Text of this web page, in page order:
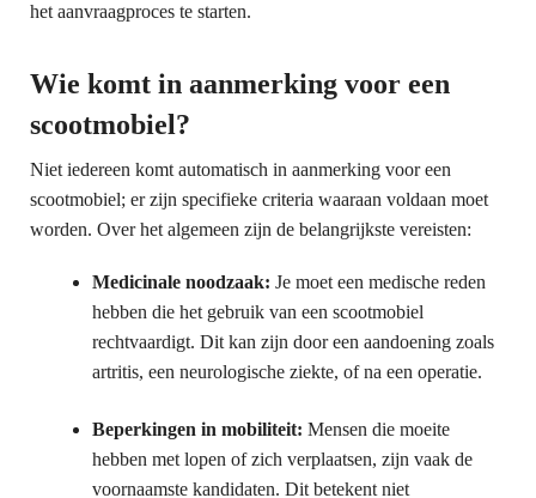
het aanvraagproces te starten.
Wie komt in aanmerking voor een
scootmobiel?
Niet iedereen komt automatisch in aanmerking voor een
scootmobiel; er zijn specifieke criteria waaraan voldaan moet
worden. Over het algemeen zijn de belangrijkste vereisten:
Medicinale noodzaak: Je moet een medische reden
hebben die het gebruik van een scootmobiel
rechtvaardigt. Dit kan zijn door een aandoening zoals
artritis, een neurologische ziekte, of na een operatie.
Beperkingen in mobiliteit: Mensen die moeite
hebben met lopen of zich verplaatsen, zijn vaak de
voornaamste kandidaten. Dit betekent niet